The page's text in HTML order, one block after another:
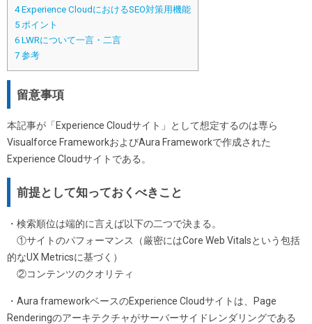
4Experience CloudにおけるSEO対策用機能
5 ポイント
6 LWRについて一言・二言
7 参考
留意事項
本記事が「Experience Cloudサイト」として想定するのは専ら
Visualforce FrameworkおよびAura Frameworkで作成された
Experience Cloudサイトである。
前提として知っておくべきこと
・検索順位は端的に言えば以下の二つで決まる。
①サイトのパフォーマンス（厳密にはCore Web Vitalsという包括
的なUX Metricsに基づく）
②コンテンツのクオリティ
・Aura frameworkベースのExperience Cloudサイトは、Page
Renderingのアーキテクチャがサーバーサイドレンダリングである